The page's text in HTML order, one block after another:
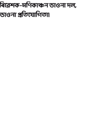
মণিকাঞ্চন ভাওনা দল,
প্ৰতিযোগিতা।